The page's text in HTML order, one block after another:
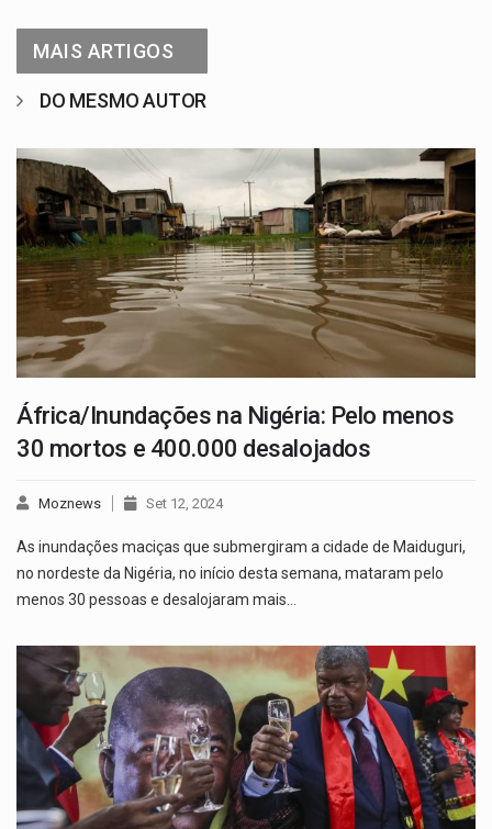
MAIS ARTIGOS
DO MESMO AUTOR
África/Inundações na Nigéria: Pelo menos
30 mortos e 400.000 desalojados
Moznews Set 12, 2024
As inundações maciças que submergiram a cidade de Maiduguri,
no nordeste da Nigéria, no início desta semana, mataram pelo
menos 30 pessoas e desalojaram mais…